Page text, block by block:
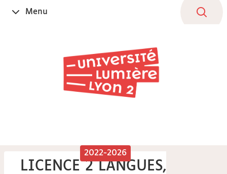
OuvrirMenu
2022-2026
LICENCE 2 LANGUES,